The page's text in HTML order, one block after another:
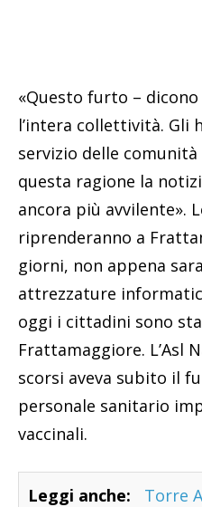
«Questo furto – dicono
l’intera collettività. Gli
servizio delle
questa ragione la
ancora più avvilente».
riprenderanno a
giorni, non appena
attrezzature
oggi i cittadini sono
Frattamaggiore. L’Asl
scorsi aveva subito il
personale sanitario
vaccinali.
Leggi anche:
Torre